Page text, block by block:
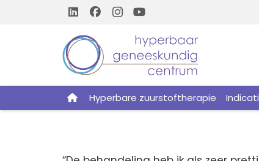
Hyperbare zuurstoftherapie